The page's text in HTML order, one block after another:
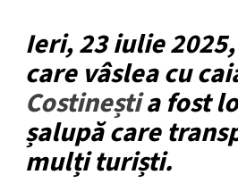
Ieri, 23 iulie
care vâslea cu
Costineștia fost
șalupă care
mulți turiști.